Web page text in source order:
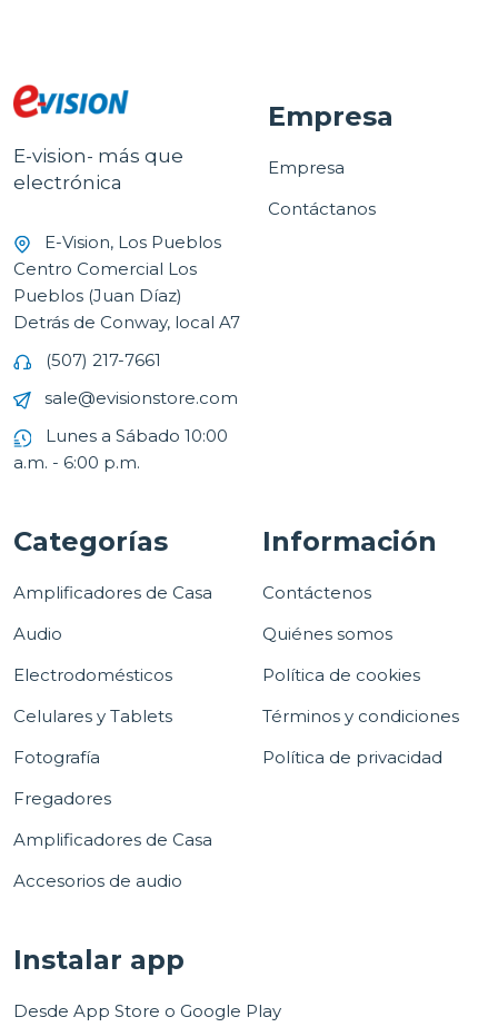
E-vision- más que
electrónica
E-Vision, Los Pueblos
Centro Comercial Los
Pueblos (Juan Díaz)
Detrás de Conway, local A7
(507) 217-7661
sale@evisionstore.com
Lunes a Sábado 10:00
a.m. - 6:00 p.m.
Empresa
Empresa
Contáctanos
Categorías
Amplificadores de Casa
Audio
Electrodomésticos
Celulares y Tablets
Fotografía
Fregadores
Amplificadores de Casa
Accesorios de audio
Información
Contáctenos
Quiénes somos
Política de cookies
Términos y condiciones
Política de privacidad
Instalar app
Desde App Store o Google Play